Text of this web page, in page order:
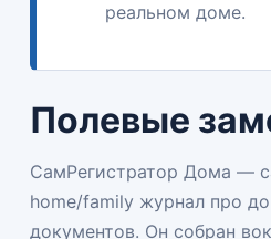
Полевые
СамРегистратор Дома —
home/family журнал про
документов. Он собран
реальном доме.